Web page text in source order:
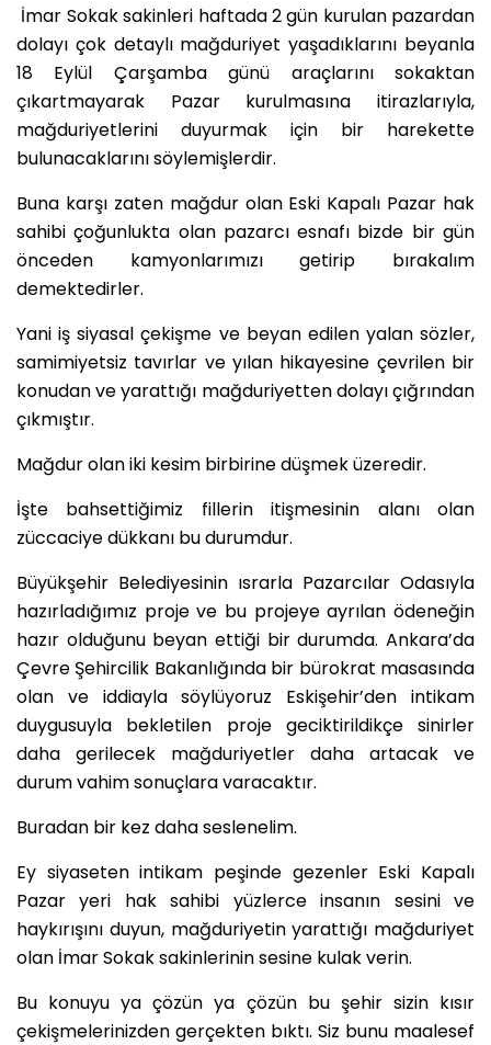
İmar Sokak sakinleri haftada 2 gün kurulan pazardan
dolayı çok detaylı mağduriyet yaşadıklarını beyanla
18 Eylül Çarşamba günü araçlarını sokaktan
çıkartmayarak Pazar kurulmasına itirazlarıyla,
mağduriyetlerini duyurmak için bir harekette
bulunacaklarını söylemişlerdir.
Buna karşı zaten mağdur olan Eski Kapalı Pazar hak
sahibi çoğunlukta olan pazarcı esnafı bizde bir gün
önceden kamyonlarımızı getirip bırakalım
demektedirler.
Yani iş siyasal çekişme ve beyan edilen yalan sözler,
samimiyetsiz tavırlar ve yılan hikayesine çevrilen bir
konudan ve yarattığı mağduriyetten dolayı çığrından
çıkmıştır.
Mağdur olan iki kesim birbirine düşmek üzeredir.
İşte bahsettiğimiz fillerin itişmesinin alanı olan
züccaciye dükkanı bu durumdur.
Büyükşehir Belediyesinin ısrarla Pazarcılar Odasıyla
hazırladığımız proje ve bu projeye ayrılan ödeneğin
hazır olduğunu beyan ettiği bir durumda. Ankara’da
Çevre Şehircilik Bakanlığında bir bürokrat masasında
olan ve iddiayla söylüyoruz Eskişehir’den intikam
duygusuyla bekletilen proje geciktirildikçe sinirler
daha gerilecek mağduriyetler daha artacak ve
durum vahim sonuçlara varacaktır.
Buradan bir kez daha seslenelim.
Ey siyaseten intikam peşinde gezenler Eski Kapalı
Pazar yeri hak sahibi yüzlerce insanın sesini ve
haykırışını duyun, mağduriyetin yarattığı mağduriyet
olan İmar Sokak sakinlerinin sesine kulak verin.
Bu konuyu ya çözün ya çözün bu şehir sizin kısır
çekişmelerinizden gerçekten bıktı. Siz bunu maalesef